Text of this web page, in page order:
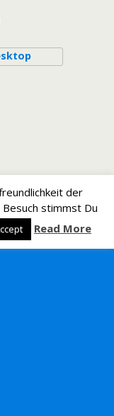
der
stimmst Du
Read More